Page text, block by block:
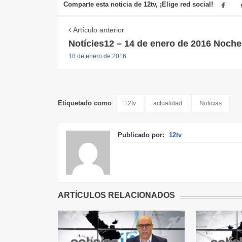
Comparte esta noticia de 12tv, ¡Elige red social!
Artículo anterior
Notícies12 – 14 de enero de 2016 Noche
18 de enero de 2016
Etiquetado como 12tv actualidad Noticias
Publicado por: 12tv
ARTÍCULOS RELACIONADOS